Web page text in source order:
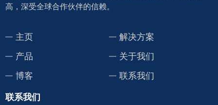
高，深受全球合作伙伴的信赖。
主页
解决方案
产品
关于我们
博客
联系我们
联系我们